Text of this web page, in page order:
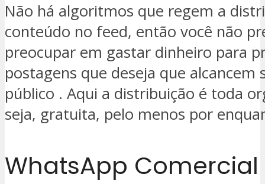
Não há algoritmos que regem a
conteúdo no feed, então você não
preocupar em gastar dinheiro para
postagens que deseja que alcancem
público . Aqui a distribuição é toda
seja, gratuita, pelo menos por
WhatsApp Comercial